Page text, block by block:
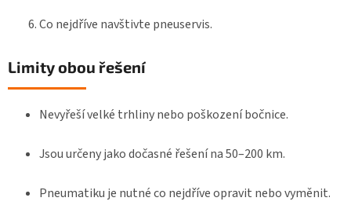
Co nejdříve navštivte pneuservis.
Limity obou řešení
Nevyřeší velké trhliny nebo poškození bočnice.
Jsou určeny jako dočasné řešení na 50–200 km.
Pneumatiku je nutné co nejdříve opravit nebo vyměnit.